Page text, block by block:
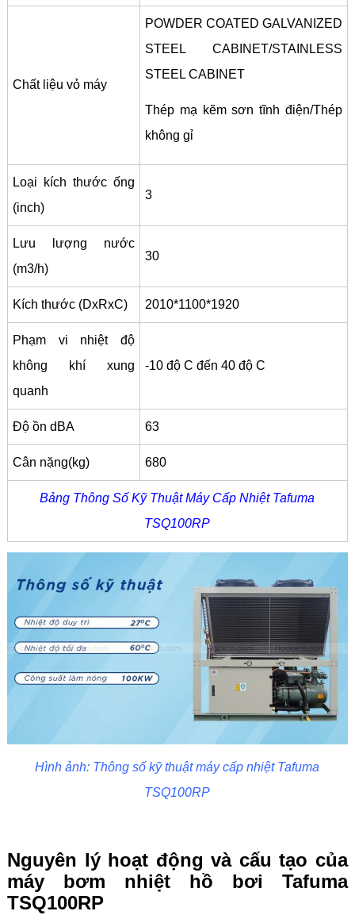
Chất liệu vỏ máy
POWDER COATED GALVANIZED
STEEL CABINET/STAINLESS
STEEL CABINET
Thép mạ kẽm sơn tĩnh điện/Thép
không gỉ
Loại kích thước ống
(inch)
3
Lưu lượng nước
(m3/h)
30
Kích thước (DxRxC) 2010*1100*1920
Phạm vi nhiệt độ
không khí xung
quanh
-10 độ C đến 40 độ C
Độ ồn dBA 63
Cân nặng(kg) 680
Bảng Thông Số Kỹ Thuật Máy Cấp Nhiệt Tafuma
TSQ100RP
Hình ảnh: Thông số kỹ thuật máy cấp nhiệt Tafuma
TSQ100RP
Nguyên lý hoạt động và cấu tạo của
máy bơm nhiệt hồ bơi Tafuma
TSQ100RP